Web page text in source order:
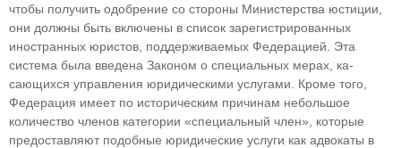
чтобы получить одобрение со стороны Ми­нистерства юстиции,
они должны быть включены в список зарегистрированных
иностранных юри­стов, поддерживаемых Федерацией. Эта
система была введена Законом о специальных мерах, ка­
сающихся управления юридическими услугами. Кроме того,
Федерация имеет по историческим причинам небольшое
количество членов катего­рии «специальный член», которые
предоставля­ют подобные юридические услуги как адвокаты в